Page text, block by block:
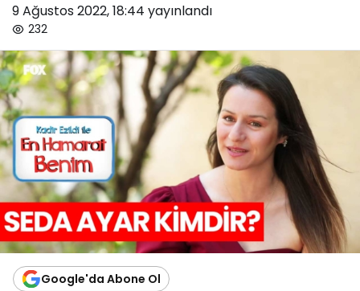
9 Ağustos 2022, 18:44 yayınlandı
232
Google'da Abone Ol